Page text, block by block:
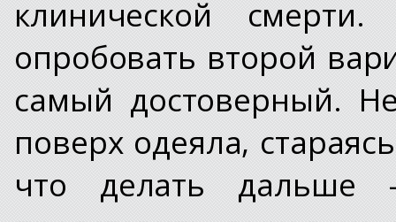
клинической
опробовать второй
самый достоверный.
поверх одеяла,
что делать дальше